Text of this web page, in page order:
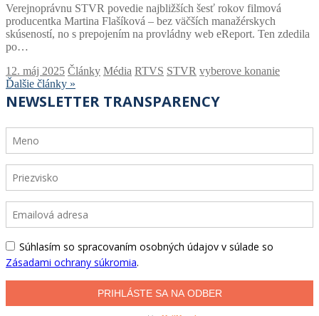
Verejnoprávnu STVR povedie najbližších šesť rokov filmová
producentka Martina Flašíková – bez väčších manažérskych
skúseností, no s prepojením na provládny web eReport. Ten zdedila
po…
Články Média RTVS STVR vyberove konanie
Ďalšie články »